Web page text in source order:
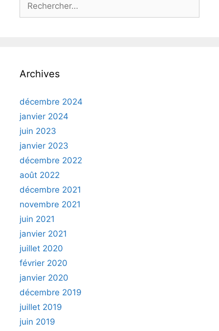
Archives
décembre 2024
janvier 2024
juin 2023
janvier 2023
décembre 2022
août 2022
décembre 2021
novembre 2021
juin 2021
janvier 2021
juillet 2020
février 2020
janvier 2020
décembre 2019
juillet 2019
juin 2019